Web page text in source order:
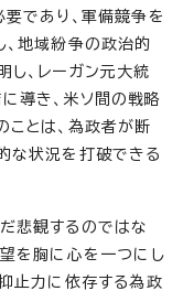
であり、軍備競争を
、地域紛争の政治的
し、レーガン元大統
導き、米ソ間の戦略
ことは、為政者が断
な状況を打破できる
悲観するのではな
望を胸に心を一つにし
止力に依存する為政